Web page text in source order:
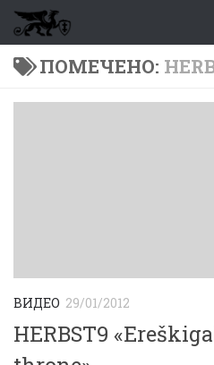
Перейти к
ПОМЕЧЕНО:
ВИДЕО 29/01/2012
HERBST9